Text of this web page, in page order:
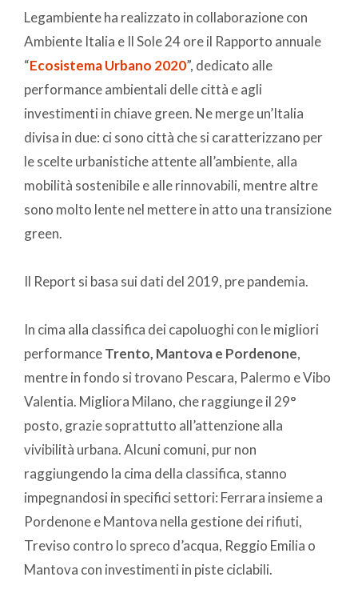
Legambiente ha realizzato in collaborazione con
Ambiente Italia e Il Sole 24 ore il Rapporto annuale
“Ecosistema Urbano 2020”, dedicato alle
performance ambientali delle città e agli
investimenti in chiave green. Ne merge un’Italia
divisa in due: ci sono città che si caratterizzano per
le scelte urbanistiche attente all’ambiente, alla
mobilità sostenibile e alle rinnovabili, mentre altre
sono molto lente nel mettere in atto una transizione
green.
Il Report si basa sui dati del 2019, pre pandemia.
In cima alla classifica dei capoluoghi con le migliori
performanceTrento, Mantova e Pordenone,
mentre in fondo si trovano Pescara, Palermo e Vibo
Valentia. Migliora Milano, che raggiunge il 29°
posto, grazie soprattutto all’attenzione alla
vivibilità urbana. Alcuni comuni, pur non
raggiungendo la cima della classifica, stanno
impegnandosi in specifici settori: Ferrara insieme a
Pordenone e Mantova nella gestione dei rifiuti,
Treviso contro lo spreco d’acqua, Reggio Emilia o
Mantova con investimenti in piste ciclabili.